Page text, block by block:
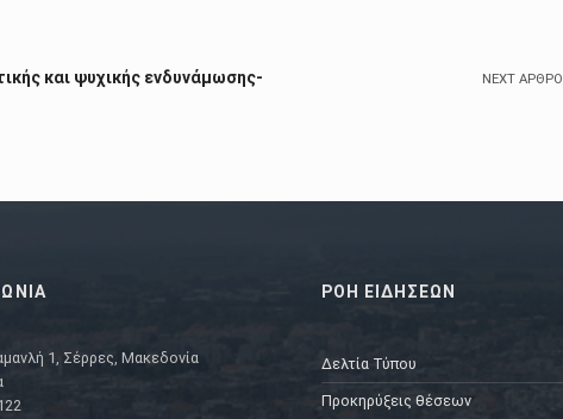
και ψυχικής ενδυνάμωσης-
NEXT ΆΡΘΡΟ
1, Σέρρες, Μακεδονία
ΡΟΗ ΕΙΔΗΣΕΩΝ
Δελτία Τύπου
Προκηρύξεις θέσεων